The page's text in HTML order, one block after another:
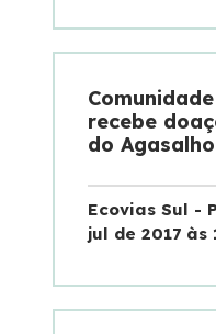
Sustentabilidade
Compromissos
Projetos
Política de Gestão
recebe
do
Ecovias Sul -
jul de 2017 às